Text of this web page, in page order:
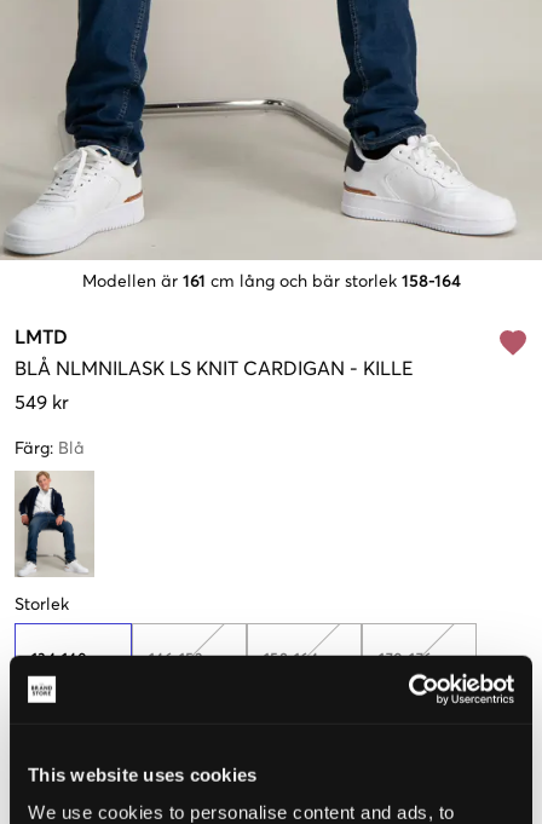
This website uses cookies
We use cookies to personalise content and ads, to
Modellen är 161 cm lång och bär storlek 158-164
LMTD
BLÅ NLMNILASK LS KNIT CARDIGAN - KILLE
549 kr
Färg: Blå
Storlek
134-140 cm
Endast
146-152 cm 158-164 cm 170-176 cm
Upplevd storlek